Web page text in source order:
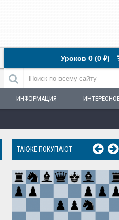
Уроков 0 (0 ₽)
ИНФОРМАЦИЯ
ТАКЖЕ ПОКУПАЮТ